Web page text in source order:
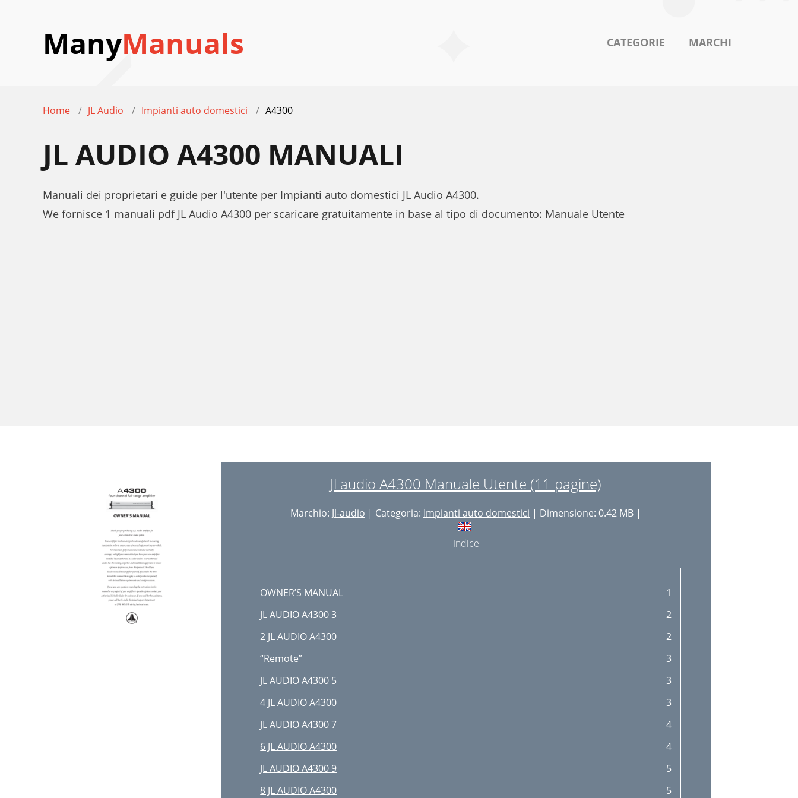
ManyManuals CATEGORIE MARCHI
Home JL Audio Impianti auto domestici A4300
JL AUDIO A4300 MANUALI
Manuali dei proprietari e guide per l'utente per Impianti auto domestici JL Audio A4300.
We fornisce 1 manuali pdf JL Audio A4300 per scaricare gratuitamente in base al tipo di documento: Manuale Utente
Jl audio A4300 Manuale Utente (11 pagine)
Marchio: Jl-audio | Categoria: Impianti auto domestici | Dimensione: 0.42 MB |
Indice
OWNER’S MANUAL
1
JL AUDIO A4300 3
2
2 JL AUDIO A4300
2
“Remote”
3
JL AUDIO A4300 5
3
4 JL AUDIO A4300
3
JL AUDIO A4300 7
4
6 JL AUDIO A4300
4
JL AUDIO A4300 9
5
8 JL AUDIO A4300
5